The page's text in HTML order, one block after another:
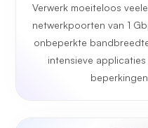
Verwerk moeiteloos
netwerkpoorten van 1
onbeperkte
intensieve